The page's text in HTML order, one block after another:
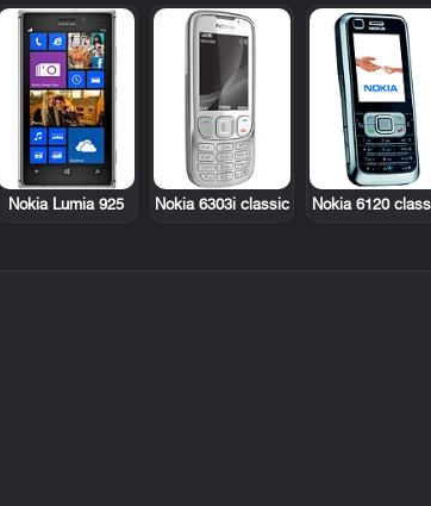
Nokia 6120
Nokia 6303i classic
Nokia Lumia 925